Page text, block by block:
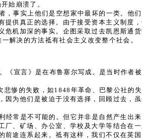
始崩溃了。
事实上他们是空想家中最坏的一类。他
供真正的选择。由于接受资本主义制度
机加深的事实。企图采取过去凯恩斯通
解决的方法祗有社会主义改变整个社会。
宣言》是在布鲁塞尔写成。是当时作者
惨的失败，如1848年革命、巴黎公社的
为他们是被迫于没有选择，回顾过去，
常是不可能的。但它并非是自然产生出
、矿场、办公室、学校及大学等结合在
途连系起来。祗有这样，我们不仅在英